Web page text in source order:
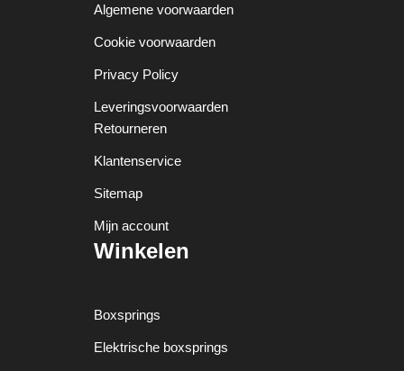
Algemene voorwaarden
Cookie voorwaarden
Privacy Policy
Leveringsvoorwaarden
Retourneren
Klantenservice
Sitemap
Mijn account
Winkelen
Boxsprings
Elektrische boxsprings